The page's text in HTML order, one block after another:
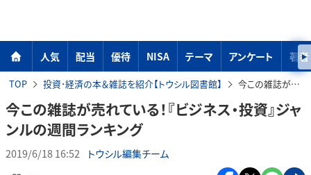
人気 配当 優待 NISA テーマ アンケート 著者
TOP 投資･経済の本＆雑誌を紹介【トウシル図書館】 今この雑誌が売れている！『ビジネス・投資』ジャンルの週間ランキング
今この雑誌が売れている！『ビジネス・投資』ジャ
ンルの週間ランキング
2019/6/18 16:52 トウシル編集チーム